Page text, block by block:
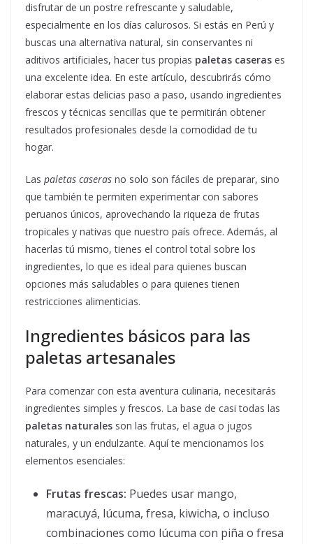
disfrutar de un postre refrescante y saludable,
especialmente en los días calurosos. Si estás en Perú y
buscas una alternativa natural, sin conservantes ni
aditivos artificiales, hacer tus propias paletas caseras es
una excelente idea. En este artículo, descubrirás cómo
elaborar estas delicias paso a paso, usando ingredientes
frescos y técnicas sencillas que te permitirán obtener
resultados profesionales desde la comodidad de tu
hogar.
Las paletas caseras no solo son fáciles de preparar, sino
que también te permiten experimentar con sabores
peruanos únicos, aprovechando la riqueza de frutas
tropicales y nativas que nuestro país ofrece. Además, al
hacerlas tú mismo, tienes el control total sobre los
ingredientes, lo que es ideal para quienes buscan
opciones más saludables o para quienes tienen
restricciones alimenticias.
Ingredientes básicos para las
paletas artesanales
Para comenzar con esta aventura culinaria, necesitarás
ingredientes simples y frescos. La base de casi todas las
paletas naturales son las frutas, el agua o jugos
naturales, y un endulzante. Aquí te mencionamos los
elementos esenciales:
Frutas frescas: Puedes usar mango,
maracuyá, lúcuma, fresa, kiwicha, o incluso
combinaciones como lúcuma con piña o fresa